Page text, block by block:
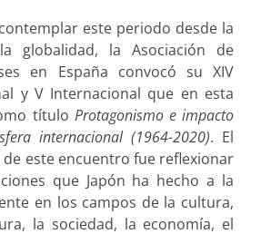
este periodo desde la
globalidad, la Asociación de
en España convocó su XIV
y V Internacional que en esta
título Protagonismo e impacto
internacional (1964-2020). El
este encuentro fue reflexionar
que Japón ha hecho a la
en los campos de la cultura,
la sociedad, la economía, el